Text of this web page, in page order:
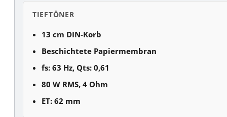
TIEFTÖNER
13 cm DIN-Korb
Beschichtete Papiermembran
fs: 63 Hz, Qts: 0,61
80 W RMS, 4 Ohm
ET: 62 mm